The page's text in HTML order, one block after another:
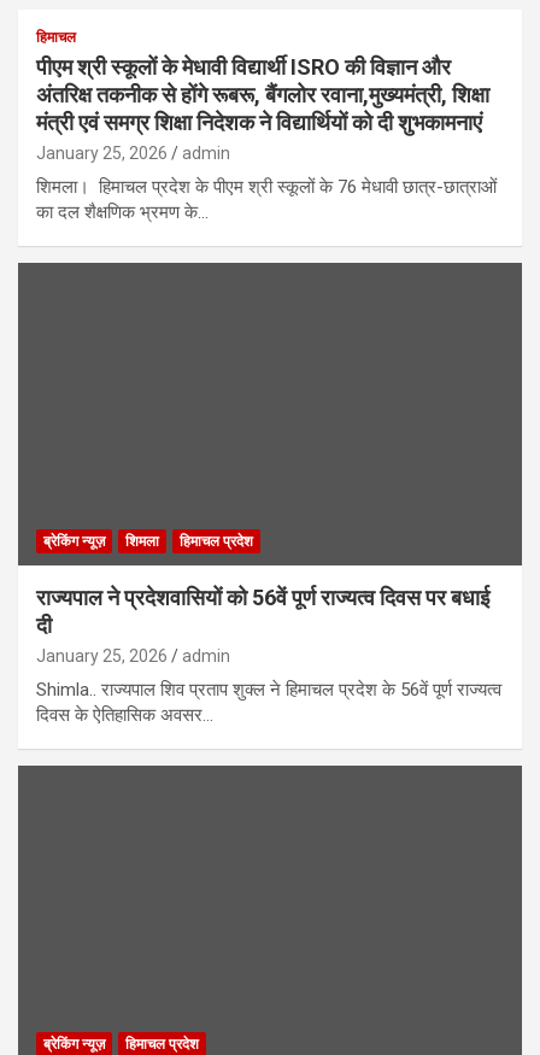
हिमाचल
पीएम श्री स्कूलों के मेधावी विद्यार्थी ISRO की विज्ञान और
अंतरिक्ष तकनीक से होंगे रूबरू, बैंगलोर रवाना,मुख्यमंत्री, शिक्षा
मंत्री एवं समग्र शिक्षा निदेशक ने विद्यार्थियों को दी शुभकामनाएं
January 25, 2026 admin
शिमला। हिमाचल प्रदेश के पीएम श्री स्कूलों के 76 मेधावी छात्र-छात्राओं
का दल शैक्षणिक भ्रमण के…
ब्रेकिंग न्यूज़ शिमला हिमाचल प्रदेश
राज्यपाल ने प्रदेशवासियों को 56वें पूर्ण राज्यत्व दिवस पर बधाई
दी
January 25, 2026 admin
Shimla.. राज्यपाल शिव प्रताप शुक्ल ने हिमाचल प्रदेश के 56वें पूर्ण राज्यत्व
दिवस के ऐतिहासिक अवसर…
ब्रेकिंग न्यूज़ हिमाचल प्रदेश